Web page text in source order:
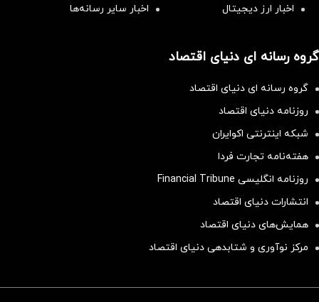
اخبار ارز دیجیتال
اخبار سایر رسانه‌‌ها
گروه رسانه ای دنیای اقتصاد
گروه رسانه ای دنیای اقتصاد
روزنامه دنیای اقتصاد
شبکه اینترنتی اکوایران
هفته‌نامه تجارت فردا
روزنامه انگلیسی Financial Tribune
انتشارات دنیای اقتصاد
همایش‌های دنیای اقتصاد
مرکز نوآوری و شتابدهی دنیای اقتصاد